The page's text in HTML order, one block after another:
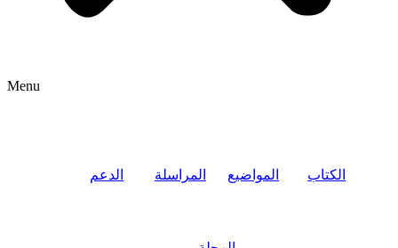
Menu
الدعم المراسلة المواضيع الكتاب